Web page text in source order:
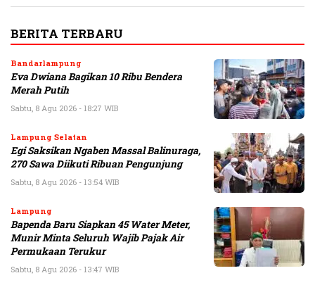
BERITA TERBARU
Bandarlampung
Eva Dwiana Bagikan 10 Ribu Bendera
Merah Putih
Sabtu, 8 Agu 2026 - 18:27 WIB
Lampung Selatan
Egi Saksikan Ngaben Massal Balinuraga,
270 Sawa Diikuti Ribuan Pengunjung
Sabtu, 8 Agu 2026 - 13:54 WIB
Lampung
Bapenda Baru Siapkan 45 Water Meter,
Munir Minta Seluruh Wajib Pajak Air
Permukaan Terukur
Sabtu, 8 Agu 2026 - 13:47 WIB